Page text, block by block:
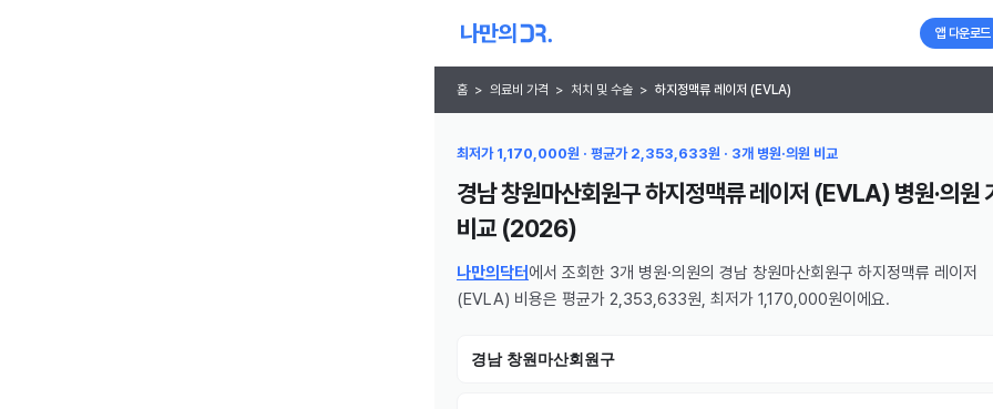
앱 다운로드
홈 > 의료비 가격 > 처치 및 수술 > 하지정맥류 레이저 (EVLA)
최저가 1,170,000원 · 평균가 2,353,633원 · 3개 병원·의원 비교
경남 창원마산회원구 하지정맥류 레이저 (EVLA) 병원·의원
비교 (2026)
나만의닥터 에서 조회한 3개 병원·의원의 경남 창원마산회원구 하지정맥류 레이저
(EVLA) 비용은 평균가 2,353,633원, 최저가 1,170,000원이에요.
경남 창원마산회원구